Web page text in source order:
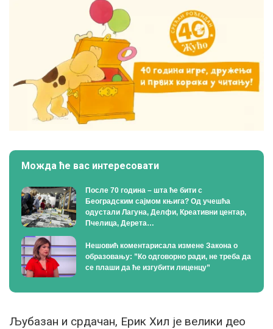
Можда ће вас интересовати
После 70 година – шта ће бити с
Београдским сајмом књига? Од учешћа
одустали Лагуна, Делфи, Креативни центар,
Пчелица, Дерета…
Нешовић коментарисала измене Закона о
образовању: ”Ко одговорно ради, не треба да
се плаши да ће изгубити лиценцу”
Љубазан и срдачан, Ерик Хил је велики део